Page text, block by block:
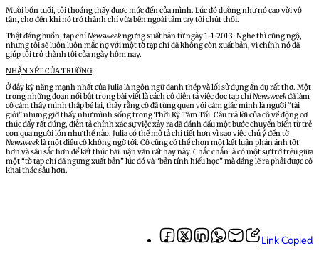
Mười bốn tuổi, tôi thoáng thấy được mức đến của mình. Lúc đó dường như nó cao vời vô
tận, cho đến khi nó trở thành chỉ vừa bên ngoài tầm tay tôi chút thôi.
Thật đáng buồn, tạp chíNewsweekngưng xuất bản từ ngày 1-1-2013. Nghe thì cũng ngộ,
nhưng tôi sẽ luôn luôn mắc nợ với một tờ tạp chí đã không còn xuất bản, vì chính nó đã
giúp tôi trở thành tôi của ngày hôm nay.
NHẬN XÉT CỦA TRƯỜNG
Ở đây kỹ năng mạnh nhất của Julia là ngôn ngữ đanh thép và lối sử dụng ẩn dụ rất thơ. Một
trong những đoạn nổi bật trong bài viết là cách cô diễn tả việc đọc tạp chíNewsweekđã làm
cô cảm thấy mình thấp bé lại, thấy rằng cô đã từng quen với cảm giác mình là người “tài
giỏi” nhưng giờ thấy như mình sống trong Thời Kỳ Tăm Tối. Câu trả lời của cô về động cơ
thúc đẩy rất đúng, diễn tả chính xác sự việc xảy ra đã đánh dấu một bước chuyển biến từ trẻ
con qua người lớn như thế nào. Julia có thể mô tả chi tiết hơn vì sao việc chú ý đến tờ
Newsweeklà một điều cô không ngờ tới. Cô cũng có thể chọn một kết luận phản ánh tốt
hơn và sâu sắc hơn để kết thúc bài luận văn rất hay này. Chắc chắn là có một sự trớ trêu giữa
một “tờ tạp chí đã ngưng xuất bản” lúc đó và “bản tính hiếu học” mà đáng lẽ ra phải được cô
khai thác sâu hơn.
Link Copied